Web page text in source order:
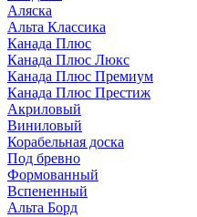
Аляска
Альта Классика
Канада Плюс
Канада Плюс Люкс
Канада Плюс Премиум
Канада Плюс Престиж
Акриловый
Виниловый
Корабельная доска
Под бревно
Формованный
Вспененный
Альта Борд